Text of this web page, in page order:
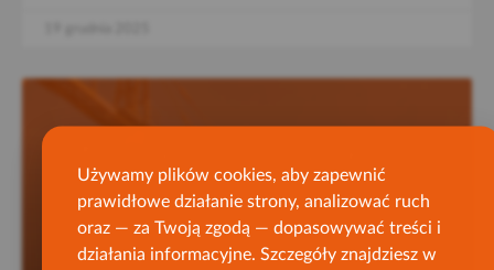
Używamy plików cookies, aby zapewnić
prawidłowe działanie strony, analizować ruch
oraz — za Twoją zgodą — dopasowywać treści i
działania informacyjne. Szczegóły znajdziesz w